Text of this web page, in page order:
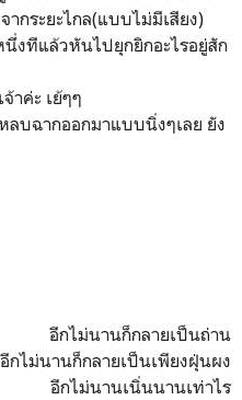
กระยะไกล(แบบไม่มีเสียง)
ทีแล้วหันไปยุกยิกอะไรอยู่สัก
าค่ะ เย้ๆๆ
บฉากออกมาแบบนิ่งๆเลย ยัง
อีกไม่นานก็กลายเป็นถ่าน
อีกไม่นานก็กลายเป็นเพียงฝุ่นผง
อีกไม่นานเนิ่นนานเท่าไร